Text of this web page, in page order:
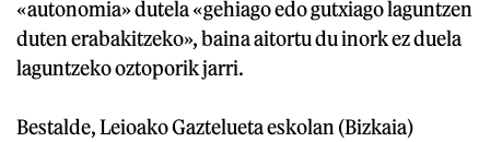
«autonomia» dutela «gehiago edo gutxiago laguntzen
duten erabakitzeko», baina aitortu du inork ez duela
laguntzeko oztoporik jarri.
Bestalde, Leioako Gaztelueta eskolan (Bizkaia)